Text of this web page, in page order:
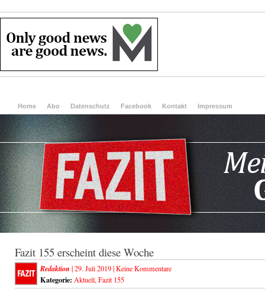
Home Abo Datenschutz Facebook Kontakt Impressum
Fazit 155 erscheint diese Woche
Redaktion | 29. Juli 2019 |Keine Kommentare
Kategorie: Aktuell, Fazit 155